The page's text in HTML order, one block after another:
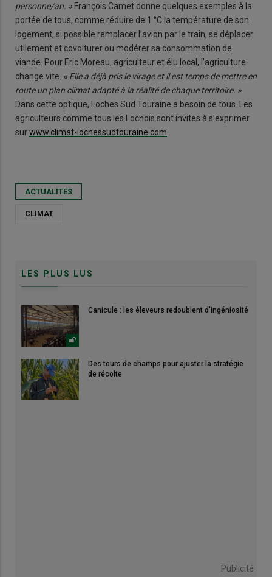
personne/an. » François Camet donne quelques exemples à la
portée de tous, comme réduire de 1 °C la température de son
logement, si possible remplacer l’avion par le train, se déplacer
utilement et covoiturer ou modérer sa consommation de
viande. Pour Eric Moreau, agriculteur et élu local, l’agriculture
change vite. « Elle a déjà pris le virage et il est temps de mettre en
route un plan climat adapté à la réalité de chaque territoire. »
Dans cette optique, Loches Sud Touraine a besoin de tous. Les
agriculteurs comme tous les Lochois sont invités à s’exprimer
surwww.climat-lochessudtouraine.com
ACTUALITÉS
CLIMAT
LES PLUS LUS
Canicule : les éleveurs redoublent d'ingéniosité
Des tours de champs pour ajuster la stratégie
de récolte
Publicité